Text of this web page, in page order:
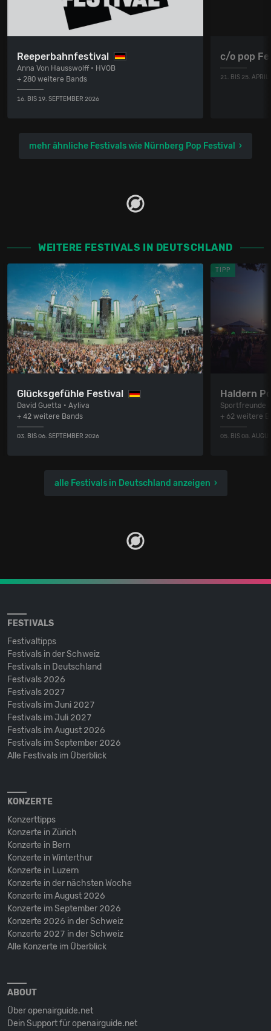
Reeperbahnfestival
Anna Von Hausswolff • HVOB
+ 280 weitere Bands
16. BIS 19. SEPTEMBER 2026
c/o pop
21. BIS 25.
mehr ähnliche Festivals wie Nürnberg Pop Festival
WEITERE FESTIVALS IN DEUTSCHLAND
Glücksgefühle Festival
David Guetta • Ayliva
+ 42 weitere Bands
03. BIS 06. SEPTEMBER 2026
TIPP
Haldern
Sportfreunde
+ 62 weitere
05. BIS 08.
alle Festivals in Deutschland anzeigen
FESTIVALS
Festivaltipps
Festivals in der Schweiz
Festivals in Deutschland
Festivals 2026
Festivals 2027
Festivals im Juni 2027
Festivals im Juli 2027
Festivals im August 2026
Festivals im September 2026
Alle Festivals im Überblick
KONZERTE
Konzerttipps
Konzerte in Zürich
Konzerte in Bern
Konzerte in Winterthur
Konzerte in Luzern
Konzerte in der nächsten Woche
Konzerte im August 2026
Konzerte im September 2026
Konzerte 2026 in der Schweiz
Konzerte 2027 in der Schweiz
Alle Konzerte im Überblick
ABOUT
Über openairguide.net
Dein Support für openairguide.net